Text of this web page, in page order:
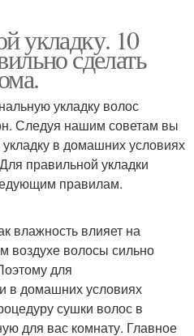
укладку. 10
сделать
укладку волос
Следуя нашим советам вы
в домашних условиях
правильной укладки
правилам.
влажность влияет на
воздухе волосы сильно
для
в домашних условиях
сушки волос в
для вас комнату. Главное